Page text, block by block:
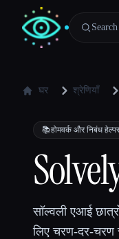
घर श्रेणियाँ
📚होमवर्क और निबंध हेल्पर
सॉल्वली एआई
लिए चरण-दर-चरण